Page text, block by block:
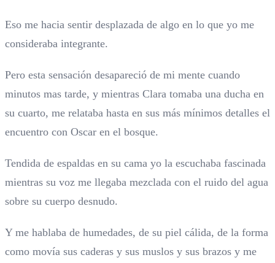
Eso me hacia sentir desplazada de algo en lo que yo me
consideraba integrante.
Pero esta sensación desapareció de mi mente cuando
minutos mas tarde, y mientras Clara tomaba una ducha en
su cuarto, me relataba hasta en sus más mínimos detalles el
encuentro con Oscar en el bosque.
Tendida de espaldas en su cama yo la escuchaba fascinada
mientras su voz me llegaba mezclada con el ruido del agua
sobre su cuerpo desnudo.
Y me hablaba de humedades, de su piel cálida, de la forma
como movía sus caderas y sus muslos y sus brazos y me